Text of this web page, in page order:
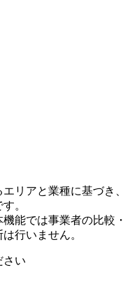
リアと業種に基づき、
。
能では事業者の比較・
行いません。
さい